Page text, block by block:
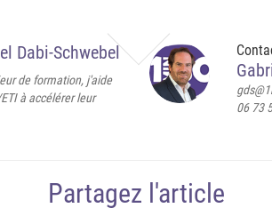
Dabi-Schwebel
de formation, j'aide
à accélérer leur
06 73
Partagez l'article